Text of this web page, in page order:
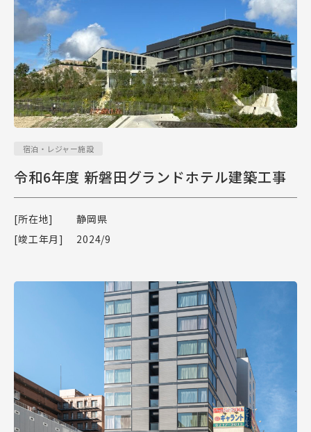
宿泊・レジャー施設
令和6年度 新磐田グランドホテル建築工事
[所在地]
静岡県
[竣工年月]
2024/9